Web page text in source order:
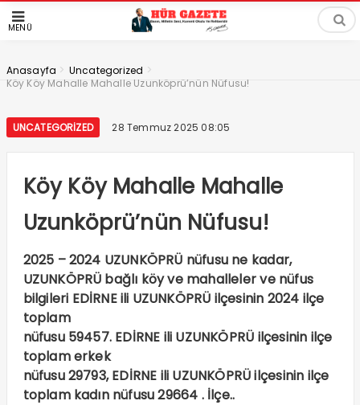
MENÜ
Anasayfa > Uncategorized >
Köy Köy Mahalle Mahalle Uzunköprü’nün Nüfusu!
UNCATEGORIZED 28 Temmuz 2025 08:05
Köy Köy Mahalle Mahalle
Uzunköprü’nün Nüfusu!
2025 – 2024 UZUNKÖPRÜ nüfusu ne kadar,
UZUNKÖPRÜ bağlı köy ve mahalleler ve nüfus
bilgileri EDİRNE ili UZUNKÖPRÜ ilçesinin 2024 ilçe
toplam
nüfusu 59457. EDİRNE ili UZUNKÖPRÜ ilçesinin ilçe
toplam erkek
nüfusu 29793, EDİRNE ili UZUNKÖPRÜ ilçesinin ilçe
toplam kadın nüfusu 29664 . İlçe..